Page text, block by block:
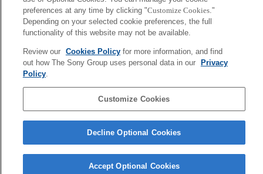
州、中東、 アフリカ、インド、中国など幅広い地域で発売
されました。
会社概要
Copyright ©1994–2026 Sony Computer Science Laboratories, Inc.,
Tokyo, Japan
preferences at any time by clicking "Customize Cookies."
Depending on your selected cookie preferences, the full
functionality of this website may not be available.
Review our Cookies Policyfor more information, and find
out how The Sony Group uses personal data in our
Privacy
Policy.
Customize Cookies
Decline Optional Cookies
Accept Optional Cookies